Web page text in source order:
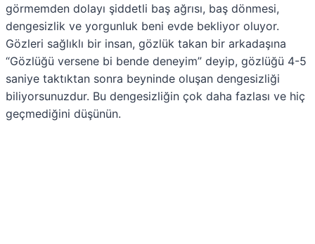
görmemden dolayı şiddetli baş ağrısı, baş dönmesi,
dengesizlik ve yorgunluk beni evde bekliyor oluyor.
Gözleri sağlıklı bir insan, gözlük takan bir arkadaşına
“Gözlüğü versene bi bende deneyim” deyip, gözlüğü 4-5
saniye taktıktan sonra beyninde oluşan dengesizliği
biliyorsunuzdur. Bu dengesizliğin çok daha fazlası ve hiç
geçmediğini düşünün.